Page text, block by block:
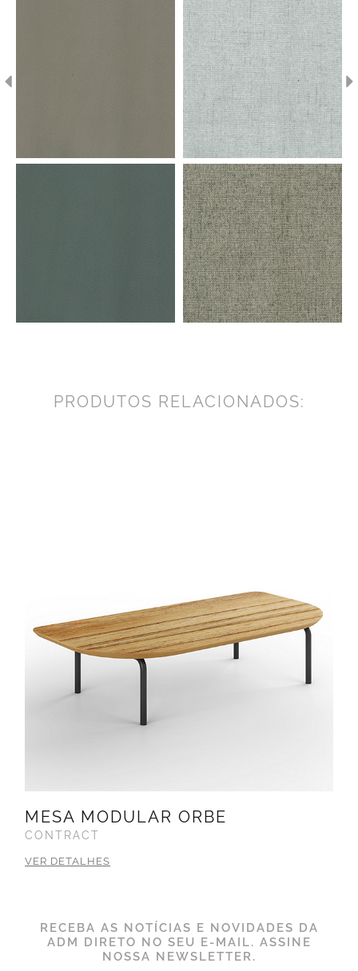
PRODUTOS RELACIONADOS:
MESA MODULAR ORBE
CONTRACT
VER DETALHES
RECEBA AS NOTÍCIAS E NOVIDADES DA
ADM DIRETO NO SEU E-MAIL. ASSINE
NOSSA NEWSLETTER.